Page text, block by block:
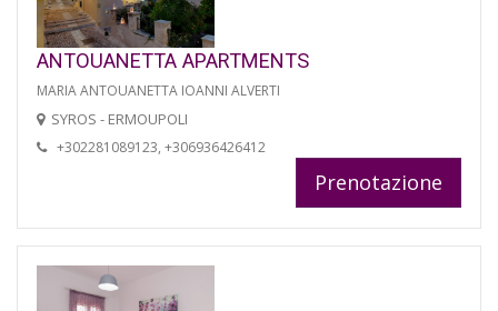
ANTOUANETTA APARTMENTS
MARIA ANTOUANETTA IOANNI ALVERTI
SYROS - ERMOUPOLI
+302281089123, +306936426412
Prenotazione